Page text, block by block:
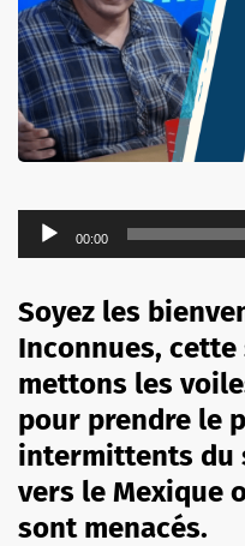
Lecteur
audio
00:00
Soyez les
Inconnues, cette
mettons les
pour prendre le
intermittents du
vers le Mexique
sont menacés.